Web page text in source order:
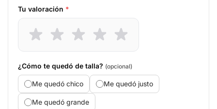
Tu valoración *
¿Cómo te quedó de talla? (opcional)
Me quedó chico Me quedó justo
Me quedó grande